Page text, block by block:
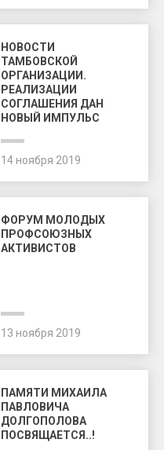
НОВОСТИ
ТАМБОВСКОЙ
ОРГАНИЗАЦИИ.
РЕАЛИЗАЦИИ
СОГЛАШЕНИЯ ДАН
НОВЫЙ ИМПУЛЬС
14 ноября 2019
ФОРУМ МОЛОДЫХ
ПРОФСОЮЗНЫХ
АКТИВИСТОВ
13 ноября 2019
ПАМЯТИ МИХАИЛА
ПАВЛОВИЧА
ДОЛГОПОЛОВА
ПОСВЯЩАЕТСЯ..!